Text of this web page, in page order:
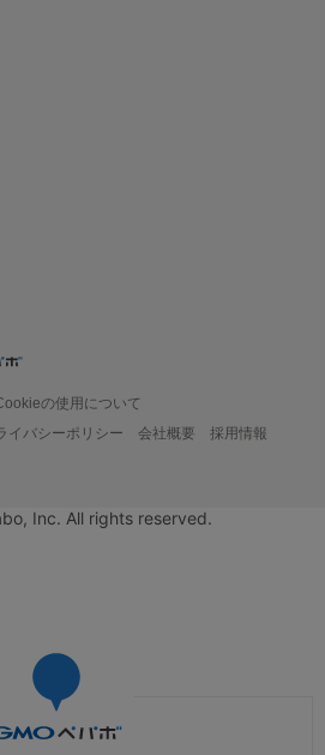
の使用について
イバシーポリシー 会社概要
採用情報
Inc. All rights reserved.